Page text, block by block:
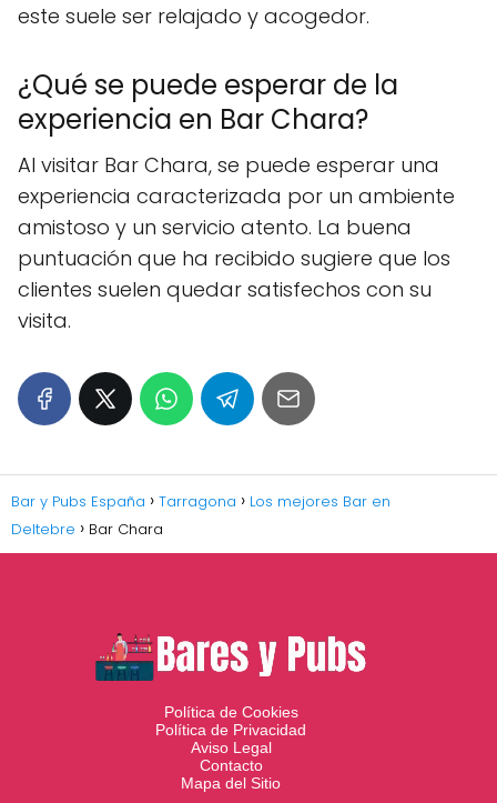
este suele ser relajado y acogedor.
¿Qué se puede esperar de la
experiencia en Bar Chara?
Al visitar Bar Chara, se puede esperar una
experiencia caracterizada por un ambiente
amistoso y un servicio atento. La buena
puntuación que ha recibido sugiere que los
clientes suelen quedar satisfechos con su
visita.
Bar y Pubs España Tarragona
Los mejores Bar en
Deltebre
Bar Chara
Política de Cookies
Política de Privacidad
Aviso Legal
Contacto
Mapa del Sitio